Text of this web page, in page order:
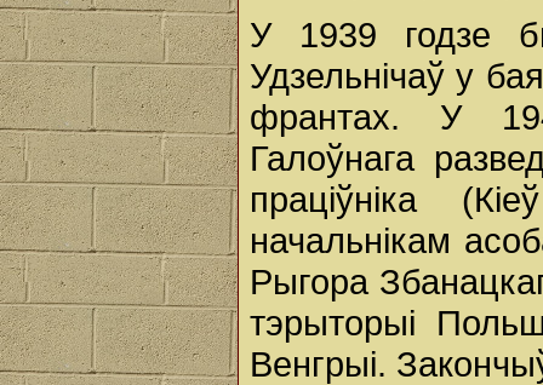
У 1939 годзе
Удзельнічаў у
франтах. У
Галоўнага
праціўніка
начальнікам
Рыгора
тэрыторыі
Венгрыі.